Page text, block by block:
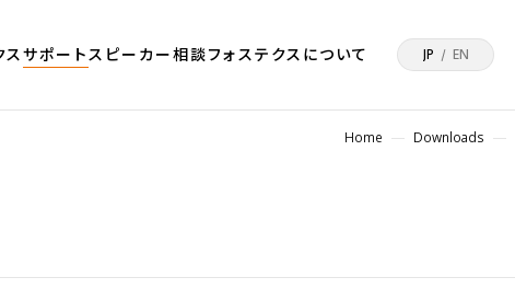
スサポートスピーカー相談フォステクスについて JP EN
Home Downloads